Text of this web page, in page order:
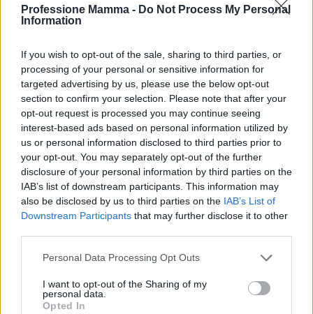
Professione Mamma - Do Not Process My Personal
Information
If you wish to opt-out of the sale, sharing to third parties, or
processing of your personal or sensitive information for
targeted advertising by us, please use the below opt-out
section to confirm your selection. Please note that after your
opt-out request is processed you may continue seeing
interest-based ads based on personal information utilized by
us or personal information disclosed to third parties prior to
your opt-out. You may separately opt-out of the further
disclosure of your personal information by third parties on the
IAB’s list of downstream participants. This information may
also be disclosed by us to third parties on the IAB’s List of
Downstream Participants that may further disclose it to other
Please note that this website/app uses one or more Google
not limited to your visit or usage behaviour. You may click to
grant or deny consent to Google and its third-party tags to
Personal Data Processing Opt Outs
I want to opt-out of the Sharing of my
personal data.
Opted In
febbraio2026. Il progetto pilota ha coinvolto
studenti ai livelli A1/A1+ con un’adozione del 60%
hanno convinto ad integrare lo strumento nelle
Membership. Parallelamente, app standalone come
NovaPals offrono un primo punto di contatto
gratuito per chi vuole iniziare a praticare.
Il passaggio al modelloMembershipnel2026
ampliato l’offerta includendo gruppi di
conversazione, streaming educativi, corsi tematici
e modalità on-demand oltre alle lezioni one2one. In
Italia i dati del2026mostrano una crescita
significativa:17.920studenti attivi, un incremento
Net Promoter Score del 90% e Trustpilot a 4,7 su 5.